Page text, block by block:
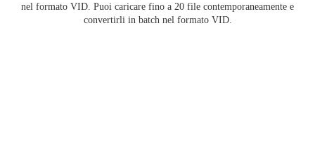
nel formato VID. Puoi caricare fino a 20 file contemporaneamente e
convertirli in batch nel formato VID.